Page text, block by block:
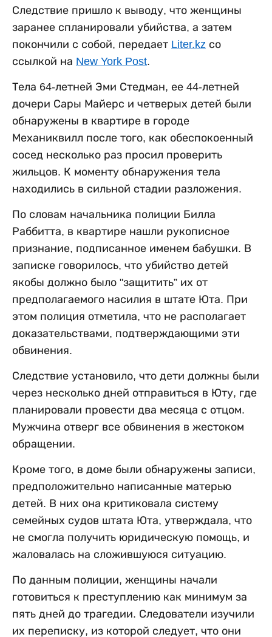
Следствие пришло к выводу, что женщины
заранее спланировали убийства, а затем
покончили с собой, передает Liter.kz со
ссылкой на New York Post.
Тела 64-летней Эми Стедман, ее 44-летней
дочери Сары Майерс и четверых детей были
обнаружены в квартире в городе
Механиквилл после того, как обеспокоенный
сосед несколько раз просил проверить
жильцов. К моменту обнаружения тела
находились в сильной стадии разложения.
По словам начальника полиции Билла
Раббитта, в квартире нашли рукописное
признание, подписанное именем бабушки. В
записке говорилось, что убийство детей
якобы должно было "защитить” их от
предполагаемого насилия в штате Юта. При
этом полиция отметила, что не располагает
доказательствами, подтверждающими эти
обвинения.
Следствие установило, что дети должны были
через несколько дней отправиться в Юту, где
планировали провести два месяца с отцом.
Мужчина отверг все обвинения в жестоком
обращении.
Кроме того, в доме были обнаружены записи,
предположительно написанные матерью
детей. В них она критиковала систему
семейных судов штата Юта, утверждала, что
не смогла получить юридическую помощь, и
жаловалась на сложившуюся ситуацию.
По данным полиции, женщины начали
готовиться к преступлению как минимум за
пять дней до трагедии. Следователи изучили
их переписку, из которой следует, что они